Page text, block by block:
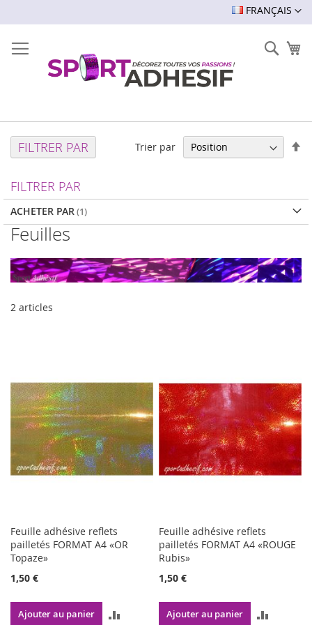
LANGUE
FRANÇAIS
Feuilles
2 articles
Trier par
Feuille adhésive reflets
pailletés FORMAT A4 «OR
Topaze»
1,50 €
Ajouter au panier
Feuille adhésive reflets
pailletés FORMAT A4 «ROUGE
Rubis»
1,50 €
Ajouter au panier
FILTRER PAR
FILTRER PAR
ACHETER PAR